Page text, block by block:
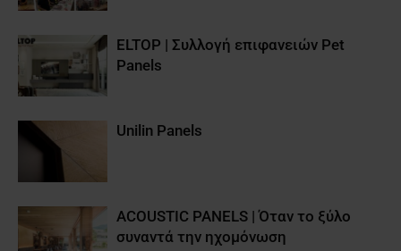
ELTOP | Συλλογή επιφανειών Pet
Panels
Unilin Panels
ACOUSTIC PANELS | Όταν το ξύλο
συναντά την ηχομόνωση